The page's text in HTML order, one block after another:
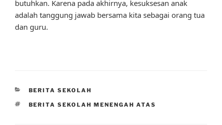
butuhkan. Karena pada akhirnya, kesuksesan anak
adalah tanggung jawab bersama kita sebagai orang tua
dan guru.
CATEGORIES
BERITA SEKOLAH
TAGS
BERITA SEKOLAH MENENGAH ATAS